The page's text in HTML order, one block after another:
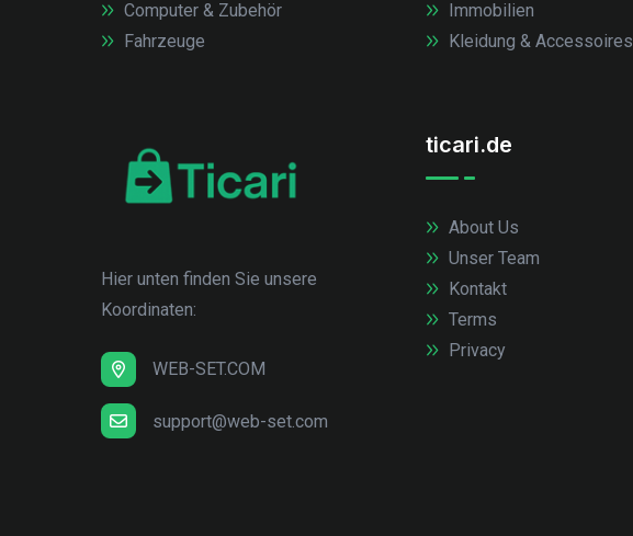
Computer & Zubehör
Fahrzeuge
Immobilien
Kleidung & Accessoires
Hier unten finden Sie unsere
Koordinaten:
WEB-SET.COM
support@web-set.com
ticari.de
About Us
Unser Team
Kontakt
Terms
Privacy